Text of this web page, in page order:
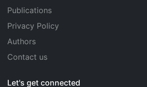
Publications
Privacy Policy
Authors
Contact us
Let's get connected